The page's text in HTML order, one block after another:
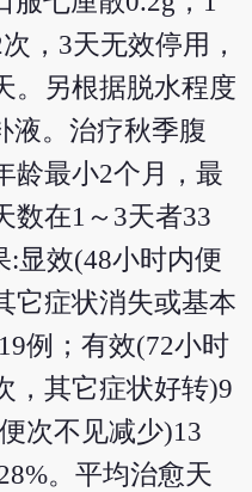
，3天无效停用，
。另根据脱水程度
液。治疗秋季腹
龄最小2个月，最
数在1～3天者33
:显效(48小时内便
它症状消失或基本
例；有效(72小时
，其它症状好转)9
次不见减少)13
。平均治愈天